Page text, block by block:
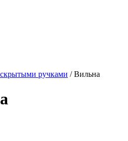
ручками / Вильна